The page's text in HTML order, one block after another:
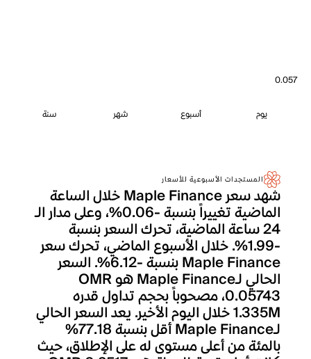
0.057
يوم أسبوع شهر سنة
المستجدات الأسبوعية للأسعار
شهد سعر Maple Finance خلال الساعة
الماضية تغييراً بنسبة -0.06%، وعلى مدار الـ
24 ساعة الماضية، تحرك السعر بنسبة
-1.99%. خلال الأسبوع الماضي، تحرك سعر
Maple Finance بنسبة -6.12%. السعر
الحالي لـMaple Finance هو OMR
0.05743، مصحوباً بحجم تداول قدره
1.335M خلال اليوم الأخير. يعد السعر الحالي
لـMaple Finance أقل بنسبة 77.18%
بالمئة من أعلى مستوى له على الإطلاق، حيث